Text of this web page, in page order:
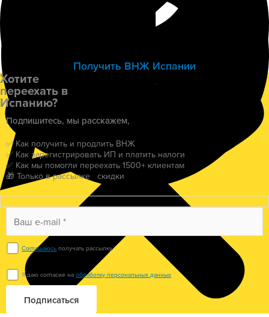
Получить ВНЖ Испании
Хотите
переехать в
Испанию?
Подпишитесь, мы расскажем,
✅ Как получить и продлить ВНЖ
✅ Как зарегистрировать ИП и платить налоги
✅ Как мы помогли переехать 1500+ клиентам
🎁 Только в рассылке скидки
Соглашаюсь получать рассылку.
Я даю согласие наобработку персональных данных